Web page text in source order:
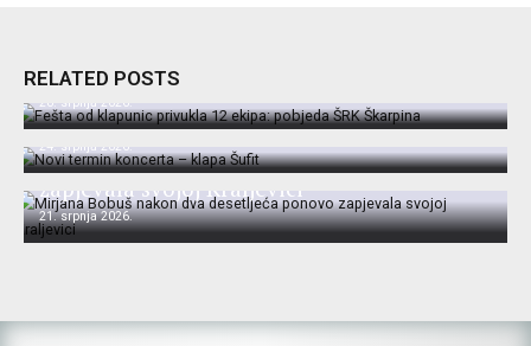
RELATED POSTS
pobjeda ŠRK Škarpina
28. srpnja 2026.
Novi termin koncerta – klapa Šufit
24. srpnja 2026.
Mirjana Bobuš nakon dva desetljeća ponovo
zapjevala svojoj Kraljevici
21. srpnja 2026.